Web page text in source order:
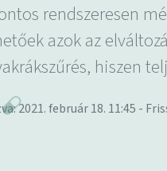
rendszeresen
azok az
hiszen
2021. február 18. 11:45 -